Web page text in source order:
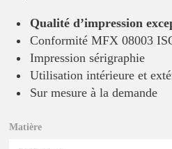
Qualité d’impression
Conformité MFX 08003
Impression sérigraphie
Utilisation intérieure et
Sur mesure à la demande
Matière